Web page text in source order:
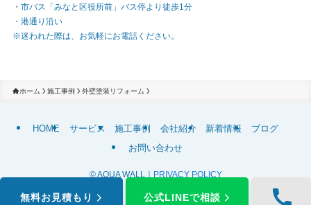
・市バス「みなと区役所前」バス停より徒歩1分
・港通り沿い
※迷われた際は、お気軽にお電話ください。
無料お見積もり 公式LINEで相談
ホーム 施工事例 外壁塗装リフォーム
HOME サービス 施工事例 会社紹介 新着情報
ブログ
お問い合わせ
©AQUA WALL｜ PRIVACY POLICY